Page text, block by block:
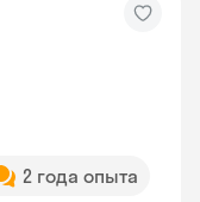
2 года опыта